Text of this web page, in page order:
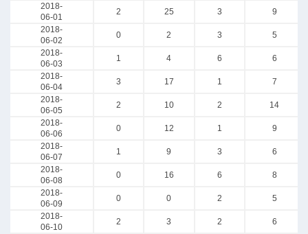
2018-
06-01
2 25 3
9
2018-
06-02
0 2 3
5
2018-
06-03
1 4 6
6
2018-
06-04
3 17 1
7
2018-
06-05
2 10 2
14
2018-
06-06
0 12 1
9
2018-
06-07
1 9 3
6
2018-
06-08
0 16 6
8
2018-
06-09
0 0 2
5
2018-
06-10
2 3 2
6